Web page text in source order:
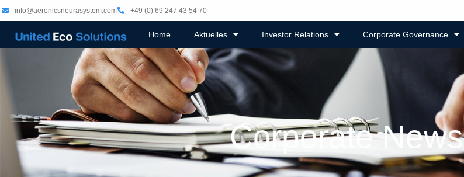
info@aeronicsneurasystem.com +49 (0) 69 247 43 54 70
Home Aktuelles Investor Relations Corporate Governance
Corporate News